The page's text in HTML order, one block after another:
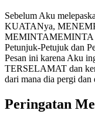
Sebelum Aku
KUATANya,
MEMINTAMEMINTA
Petunjuk-Petujuk dan
Pesan ini karena Aku
TERSELAMAT dan
dari mana dia pergi dan
Peringatan